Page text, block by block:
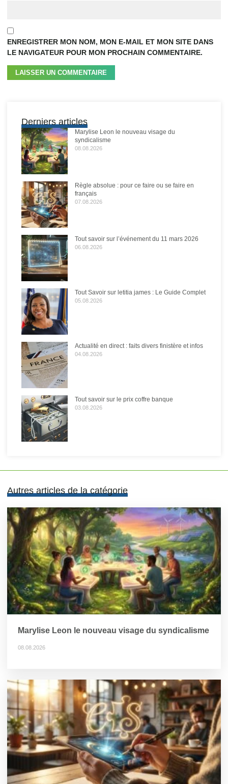
ENREGISTRER MON NOM, MON E-MAIL ET MON SITE DANS
LE NAVIGATEUR POUR MON PROCHAIN COMMENTAIRE.
Derniers articles
Marylise Leon le nouveau visage du
syndicalisme
08.08.2026
Règle absolue : pour ce faire ou se faire en
français
07.08.2026
Tout savoir sur l’événement du 11 mars 2026
06.08.2026
Tout Savoir sur letitia james : Le Guide Complet
05.08.2026
Actualité en direct : faits divers finistère et infos
04.08.2026
Tout savoir sur le prix coffre banque
03.08.2026
Autres articles de la catégorie
Marylise Leon le nouveau visage du syndicalisme
08.08.2026